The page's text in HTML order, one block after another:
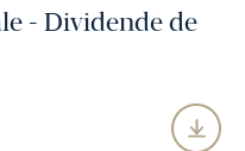
- Dividende de